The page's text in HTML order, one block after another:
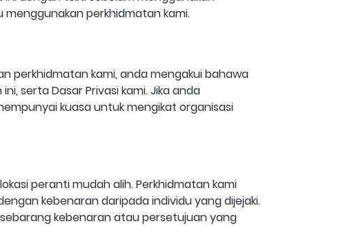
menggunakan perkhidmatan kami.
perkhidmatan kami, anda mengakui bahawa
serta Dasar Privasi kami. Jika anda
kuasa untuk mengikat organisasi
peranti mudah alih. Perkhidmatan kami
kebenaran daripada individu yang dijejaki.
kebenaran atau persetujuan yang